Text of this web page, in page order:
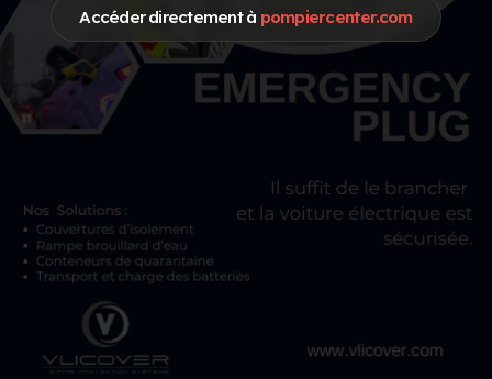
Accéder directement à pompiercenter.com